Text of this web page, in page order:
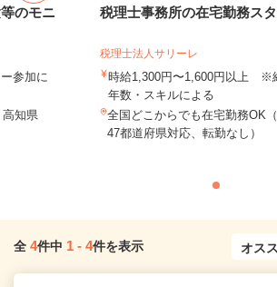
のモニ
参加に
知県
税理士事務所の在宅勤務ス
税理士法人サリーレ
時給1,300円〜1,600円以上 ※
年数・スキルによる
全国どこからでも在宅勤務OK
47都道府県対応、転勤なし）
全 4件中 1 - 4件を表示